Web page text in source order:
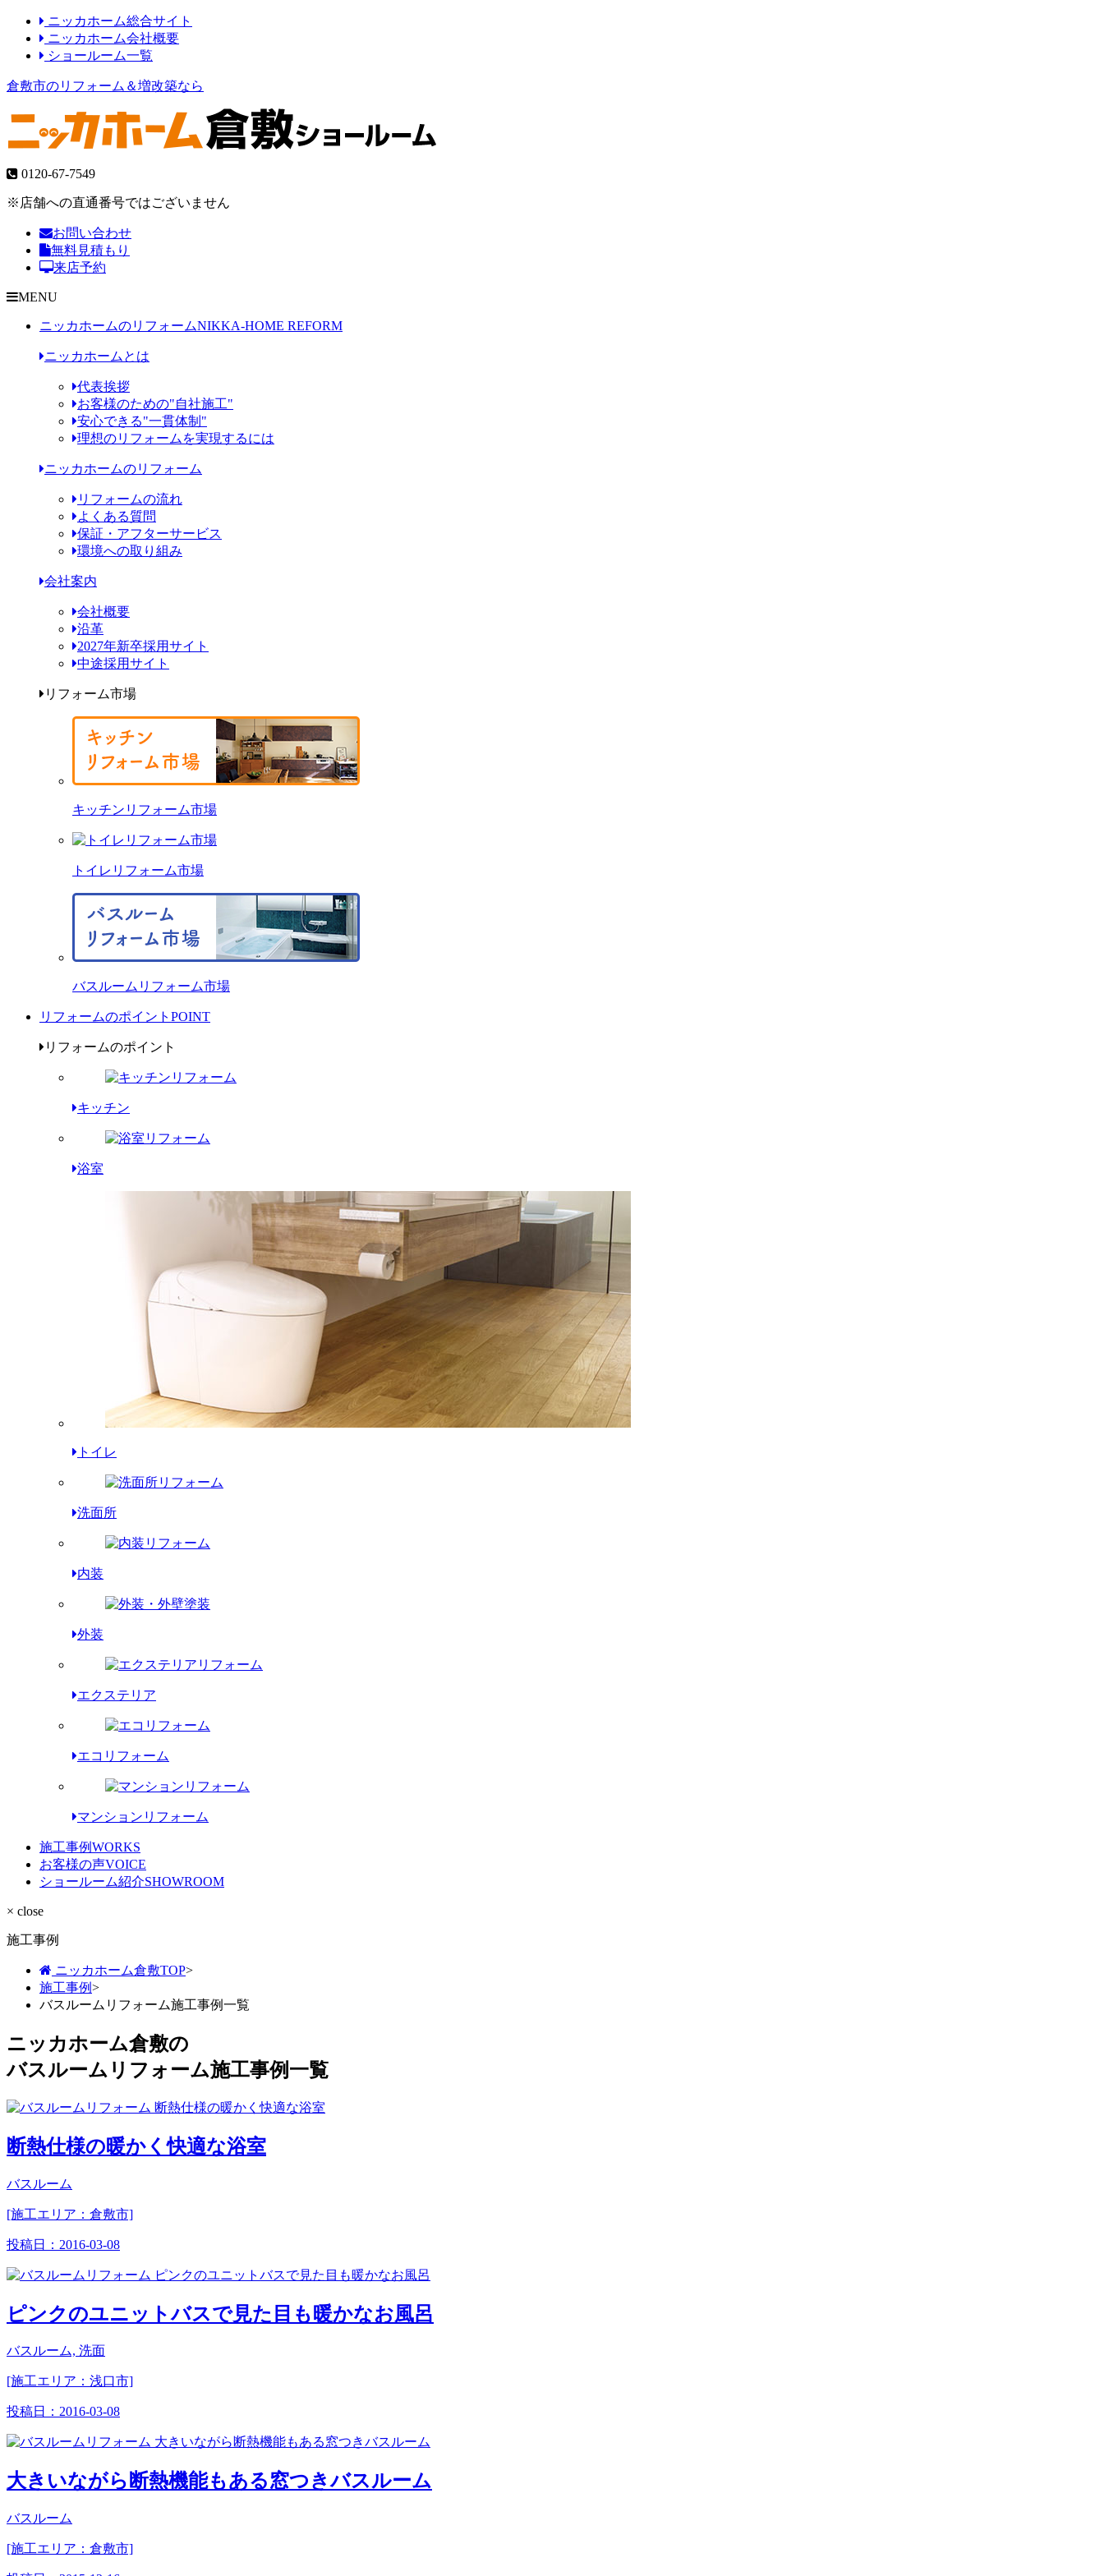
ニッカホーム総合サイト
ニッカホーム会社概要
ショールーム一覧
倉敷市のリフォーム＆増改築なら
0120-67-7549
※店舗への直通番号ではございません
お問い合わせ
無料見積もり
来店予約
MENU
ニッカホームのリフォームNIKKA-HOME REFORM
ニッカホームとは
代表挨拶
お客様のための"自社施工"
安心できる"一貫体制"
理想のリフォームを実現するには
ニッカホームのリフォーム
リフォームの流れ
よくある質問
保証・アフターサービス
環境への取り組み
会社案内
会社概要
沿革
2027年新卒採用サイト
中途採用サイト
リフォーム市場
キッチンリフォーム市場
トイレリフォーム市場
バスルームリフォーム市場
リフォームのポイント POINT
リフォームのポイント
キッチン
浴室
トイレ
洗面所
内装
外装
エクステリア
エコリフォーム
マンションリフォーム
施工事例WORKS
お客様の声VOICE
ショールーム紹介SHOWROOM
× close
施工事例
ニッカホーム倉敷TOP>
施工事例>
バスルームリフォーム施工事例一覧
ニッカホーム倉敷の
バスルームリフォーム施工事例一覧
断熱仕様の暖かく快適な浴室
バスルーム
[施工エリア：倉敷市]
投稿日： 2016-03-08
ピンクのユニットバスで見た目も暖かなお風呂
バスルーム, 洗面
[施工エリア：浅口市]
投稿日： 2016-03-08
大きいながら断熱機能もある窓つきバスルーム
バスルーム
[施工エリア：倉敷市]